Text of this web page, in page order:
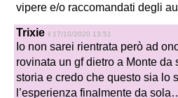
vipere e/o raccomandati degli
Trixie il 17/10/2020 13:51
Io non sarei rientrata però ad
rovinata un gf dietro a Monte da
storia e credo che questo sia lo
l’esperienza finalmente da